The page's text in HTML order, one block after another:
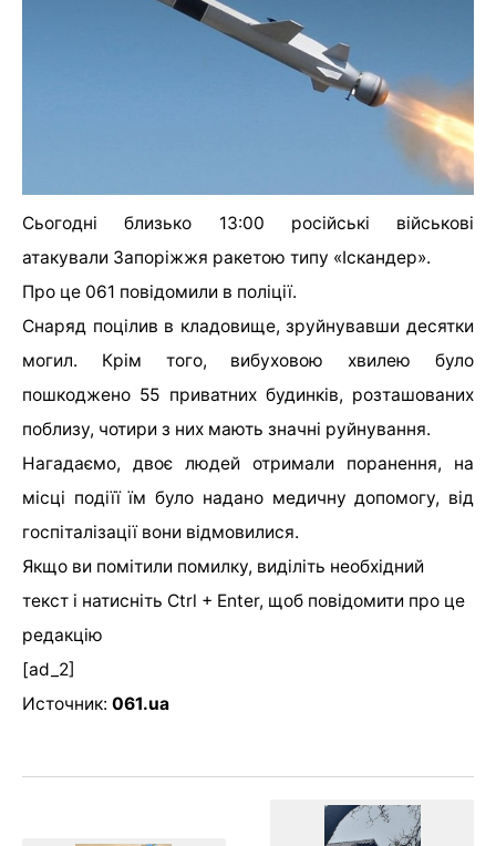
Сьогодні близько 13:00 російські військові
атакували Запоріжжя ракетою типу «Іскандер».
Про це 061 повідомили в поліції.
Снаряд поцілив в кладовище, зруйнувавши десятки
могил. Крім того, вибуховою хвилею було
пошкоджено 55 приватних будинків, розташованих
поблизу, чотири з них мають значні руйнування.
Нагадаємо, двоє людей отримали поранення, на
місці подіїї їм було надано медичну допомогу, від
госпіталізації вони відмовилися.
Якщо ви помітили помилку, виділіть необхідний
текст і натисніть Ctrl + Enter, щоб повідомити про це
редакцію
[ad_2]
Источник: 061.ua